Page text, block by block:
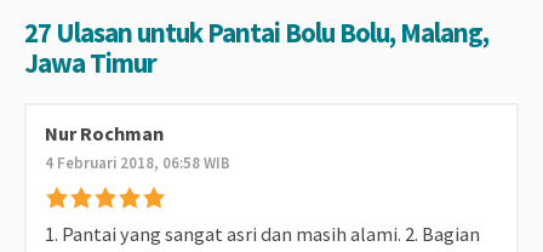
27 Ulasan untuk Pantai Bolu Bolu, Malang,
Jawa Timur
Nur Rochman
4 Februari 2018, 06:58 WIB
1. Pantai yang sangat asri dan masih alami. 2. Bagian